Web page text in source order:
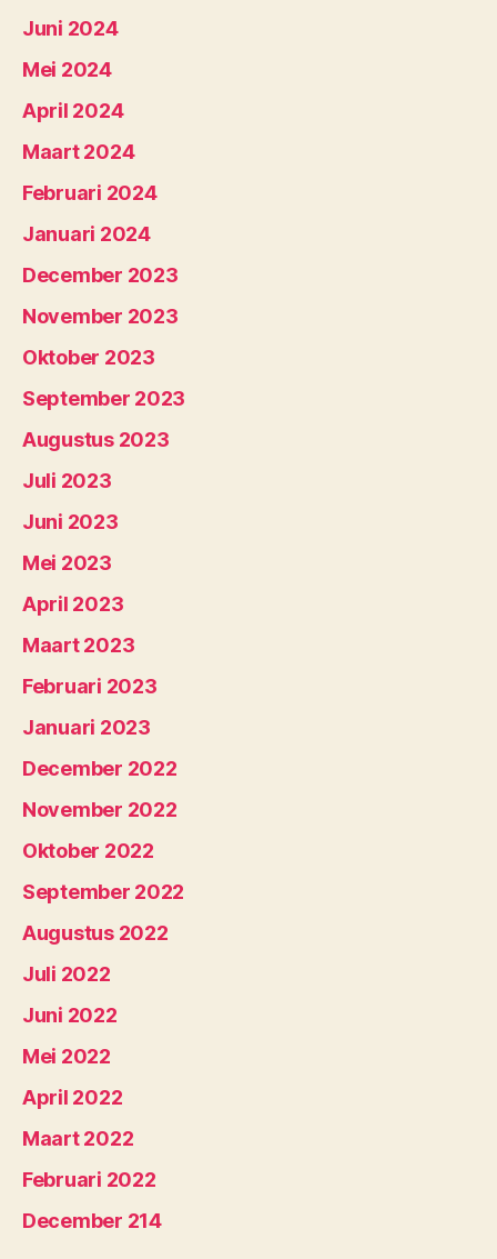
Juni 2024
Mei 2024
April 2024
Maart 2024
Februari 2024
Januari 2024
December 2023
November 2023
Oktober 2023
September 2023
Augustus 2023
Juli 2023
Juni 2023
Mei 2023
April 2023
Maart 2023
Februari 2023
Januari 2023
December 2022
November 2022
Oktober 2022
September 2022
Augustus 2022
Juli 2022
Juni 2022
Mei 2022
April 2022
Maart 2022
Februari 2022
December 214